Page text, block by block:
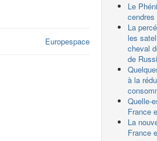
Europespace
Le
cendres
La
les
cheval
de
à la
Quelle-
France
La
France